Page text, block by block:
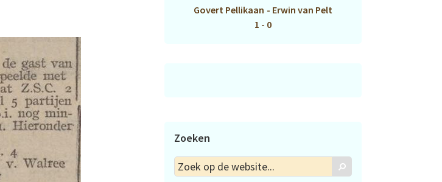
Govert Pellikaan - Erwin van Pelt
1 - 0
Zoeken
Zoek
op
Zoek